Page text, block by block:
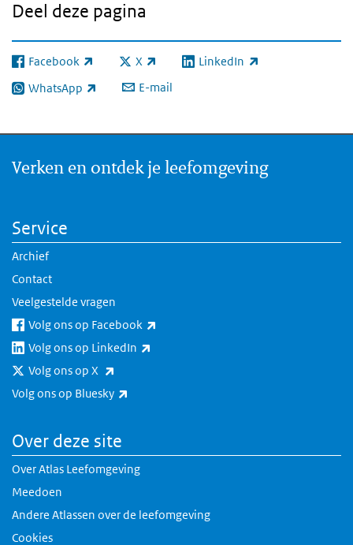
Deel deze pagina
Facebook
(externe link) X
(externe link) LinkedIn
(externe link)
WhatsApp
(externe link) E-mail
Verken en ontdek je leefomgeving
Service
Archief
Contact
Veelgestelde vragen
Volg ons op Facebook
Volg ons op LinkedIn
Volg ons op X
Volg ons op Bluesky
Over deze site
Over Atlas Leefomgeving
Meedoen
Andere Atlassen over de leefomgeving
Cookies